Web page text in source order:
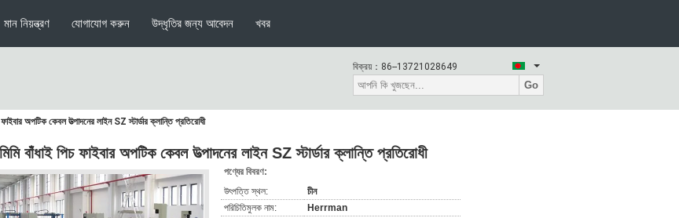
মান নিয়ন্ত্রণ যোগাযোগ করুন উদ্ধৃতির জন্য আবেদন খবর
বিক্রয়： 86--13721028649
Go
অপটিক কেবল উত্পাদনের লাইন SZ স্টার্ডার ক্লান্তি প্রতিরোধী
বাঁধাই পিচ ফাইবার অপটিক কেবল উত্পাদনের লাইন SZ স্টার্ডার ক্লান্তি প্রতিরোধী
পণ্যের বিবরণ:
উৎপত্তি স্থল:
চীন
পরিচিতিমুলক নাম:
Herrman